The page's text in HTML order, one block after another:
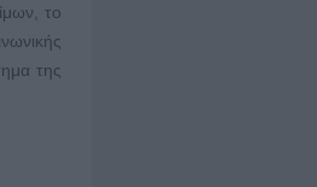
το
της